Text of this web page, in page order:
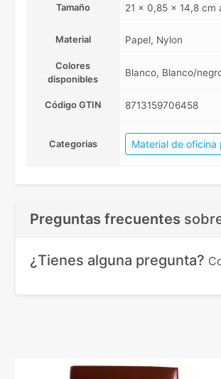
Tamaño 21 x 0,85 x 14,8 cm
Material Papel, Nylon
Colores
disponibles
Blanco, Blanco/
Código GTIN 8713159706458
Categorias Material de oficina
Preguntas frecuentes
¿Tienes alguna pregunta?